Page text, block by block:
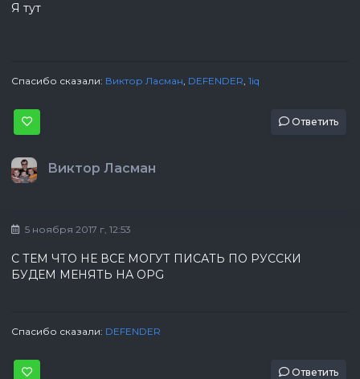
Я тут
Спасибо сказали: Виктор Ласман, DEFENDER, 1iq
Ответить
Виктор Ласман
5 ноября 2017 г, 12:53
С ТЕМ ЧТО НЕ ВСЕ МОГУТ ПИСАТЬ ПО РУССКИ
БУДЕМ МЕНЯТЬ НА OPG
Спасибо сказали: DEFENDER
Ответить